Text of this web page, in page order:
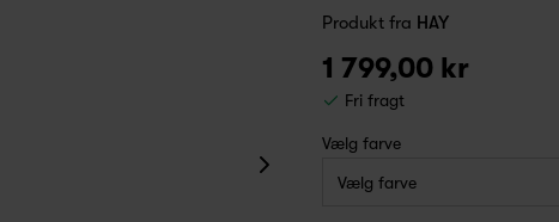
Produkt fra HAY
1 799,00 kr
Fri fragt
Vælg farve